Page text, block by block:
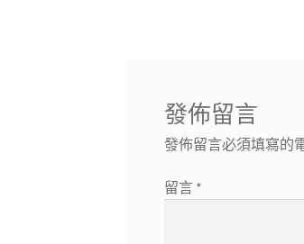
發佈留言
發佈留言必須填寫的
留言 *